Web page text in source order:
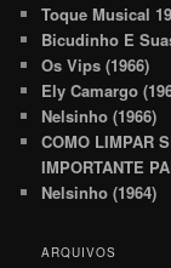
Toque Musical
Bicudinho E
Os Vips (1966)
Ely Camargo
Nelsinho (1966)
COMO LIMPAR
IMPORTANTE
Nelsinho (1964)
ARQUIVOS